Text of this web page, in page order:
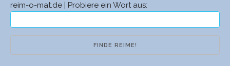
reim-o-mat.de | Probiere ein Wort aus: